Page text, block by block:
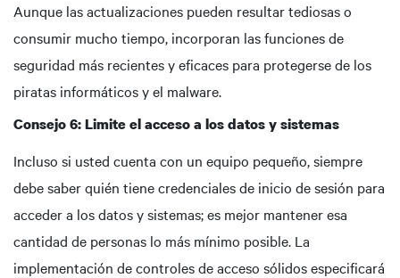
Aunque las actualizaciones pueden resultar tediosas o
consumir mucho tiempo, incorporan las funciones de
seguridad más recientes y eficaces para protegerse de los
piratas informáticos y el malware.
Consejo 6: Limite el acceso a los datos y sistemas
Incluso si usted cuenta con un equipo pequeño, siempre
debe saber quién tiene credenciales de inicio de sesión para
acceder a los datos y sistemas; es mejor mantener esa
cantidad de personas lo más mínimo posible. La
implementación de controles de acceso sólidos especificará